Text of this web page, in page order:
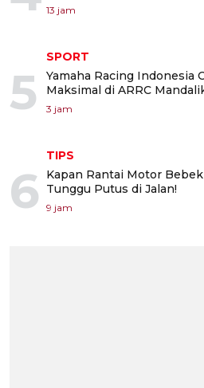
13 jam
5
SPORT
Yamaha Racing Indonesia
Maksimal di ARRC
3 jam
6
TIPS
Kapan Rantai Motor
Tunggu Putus di Jalan!
9 jam